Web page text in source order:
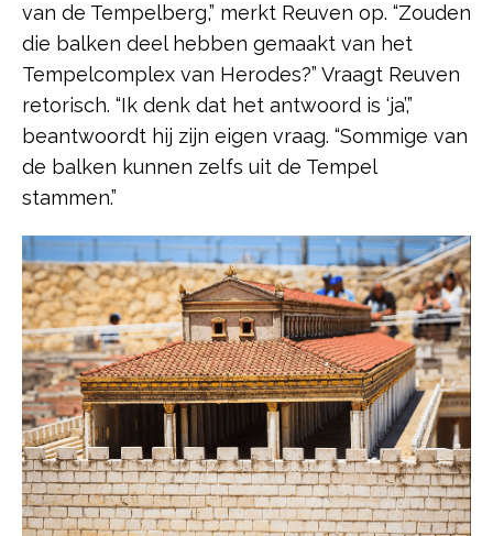
van de Tempelberg,” merkt Reuven op. “Zouden
die balken deel hebben gemaakt van het
Tempelcomplex van Herodes?” Vraagt Reuven
retorisch. “Ik denk dat het antwoord is ‘ja’,”
beantwoordt hij zijn eigen vraag. “Sommige van
de balken kunnen zelfs uit de Tempel
stammen.”